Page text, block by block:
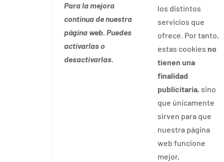
Para la mejora
continua de nuestra
página web. Puedes
activarlas o
desactivarlas.
los distintos
servicios que
ofrece. Por tanto,
estas cookiesno
tienen una
finalidad
publicitaria, sino
que únicamente
sirven para que
nuestra página
web funcione
mejor,